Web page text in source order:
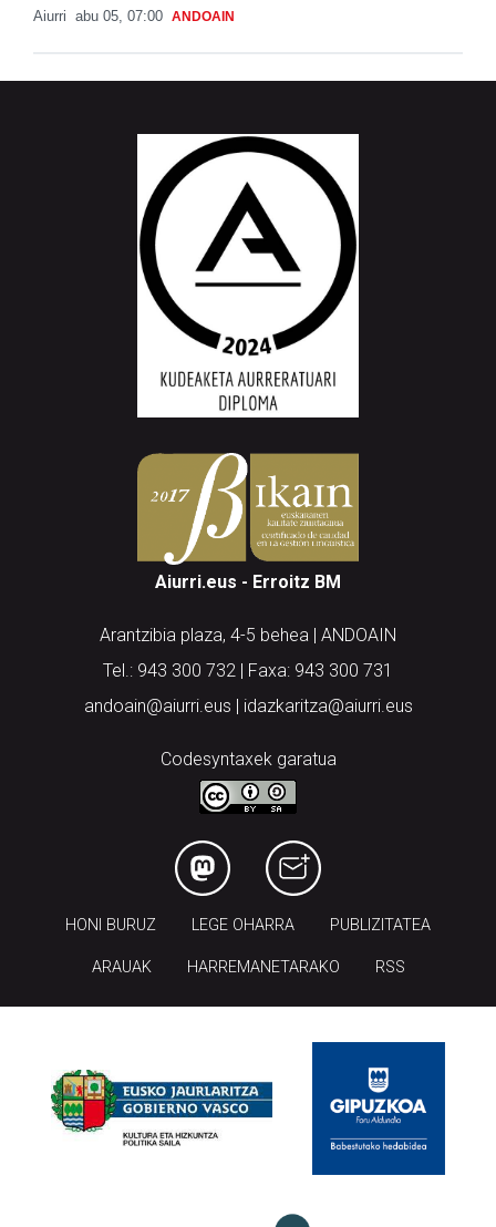
Aiurri abu 05, 07:00 ANDOAIN
Aiurri.eus - Erroitz BM
Arantzibia plaza, 4-5 behea | ANDOAIN
Tel.: 943 300 732 | Faxa: 943 300 731
andoain@aiurri.eus | idazkaritza@aiurri.eus
Codesyntaxek garatua
HONI BURUZ LEGE OHARRA PUBLIZITATEA
ARAUAK HARREMANETARAKO RSS